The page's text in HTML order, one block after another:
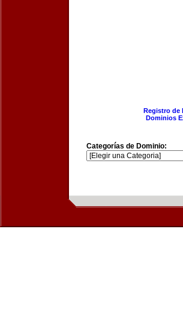
Registro de
Dominios
Categorías de Dominio: